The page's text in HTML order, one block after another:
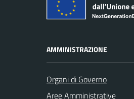
AMMINISTRAZIONE
Organi di Governo
Aree Amministrative